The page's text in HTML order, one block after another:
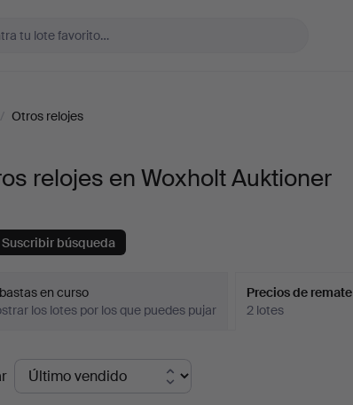
/ Otros relojes
relojes en Woxholt Auktioner
Suscribir búsqueda
en curso
los lotes por los que puedes pujar
Precios de remate
2 lotes